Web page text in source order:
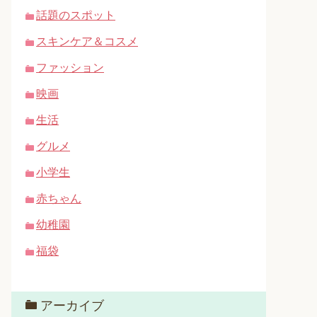
話題のスポット
スキンケア＆コスメ
ファッション
映画
生活
グルメ
小学生
赤ちゃん
幼稚園
福袋
アーカイブ